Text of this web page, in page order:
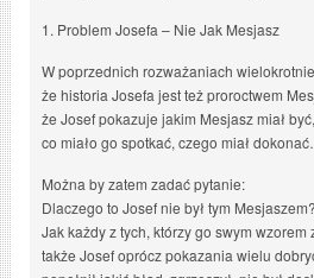
1. Problem Josefa – Nie Jak Mesjasz
W poprzednich rozważaniach
że historia Josefa jest też proroctwem
że Josef pokazuje jakim Mesjasz miał być,
co miało go spotkać, czego miał
Można by zatem zadać pytanie:
Dlaczego to Josef nie był tym Mesjaszem?
Jak każdy z tych, którzy go swym wzorem
także Josef oprócz pokazania wielu